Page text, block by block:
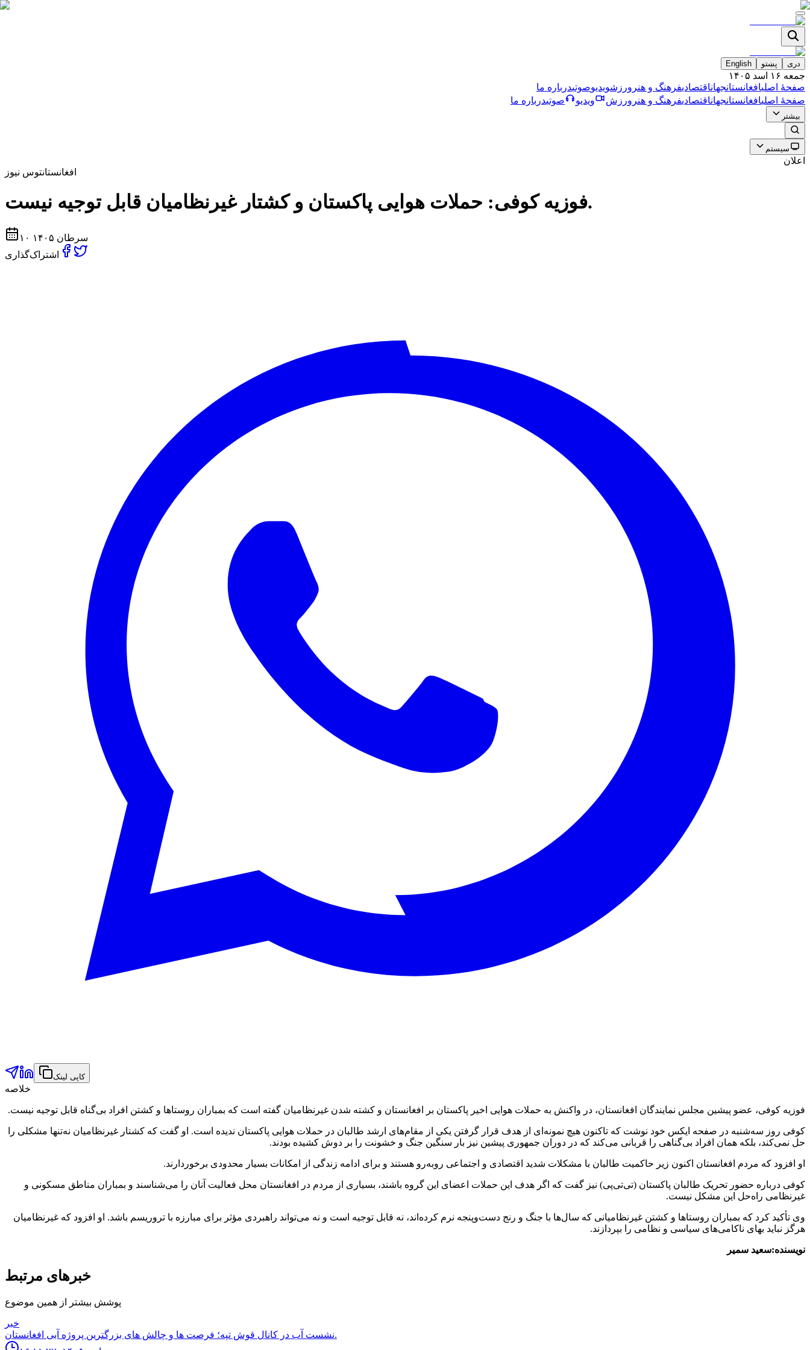
دری پښتو English
جمعه ۱۶ اسد ۱۴۰۵
صفحۀ اصلیافغانستانجهاناقتصادیفرهنگ و هنر ورزشویدیوصوتیدرباره ما
صفحۀ اصلیافغانستانجهاناقتصادیفرهنگ و هنر ورزش ویدیو صوتیدرباره ما
بیشتر
سیستم
اعلان
افغانستانتوس نیوز
فوزیه کوفی: حملات هوایی پاکستان و کشتار غیرنظامیان قابل توجیه نیست.
۱۰ سرطان ۱۴۰۵
اشتراک‌گذاری
کاپی لینک
خلاصه
فوزیه کوفی، عضو پیشین مجلس نمایندگان افغانستان، در واکنش به حملات هوایی اخیر پاکستان بر افغانستان و کشته شدن غیرنظامیان گفته است که بمباران روستاها و کشتن افراد بی‌گناه قابل توجیه نیست.
کوفی روز سه‌شنبه در صفحه ایکس خود نوشت که تاکنون هیچ نمونه‌ای از هدف قرار گرفتن یکی از مقام‌های ارشد طالبان در حملات هوایی پاکستان ندیده است. او گفت که کشتار غیرنظامیان نه‌تنها مشکلی را
حل نمی‌کند، بلکه همان افراد بی‌گناهی را قربانی می‌کند که در دوران جمهوری پیشین نیز بار سنگین جنگ و خشونت را بر دوش کشیده بودند.
او افزود که مردم افغانستان اکنون زیر حاکمیت طالبان با مشکلات شدید اقتصادی و اجتماعی روبه‌رو هستند و برای ادامه زندگی از امکانات بسیار محدودی برخوردارند.
کوفی درباره حضور تحریک طالبان پاکستان (تی‌تی‌پی) نیز گفت که اگر هدف این حملات اعضای این گروه باشند، بسیاری از مردم در افغانستان محل فعالیت آنان را می‌شناسند و بمباران مناطق مسکونی و
غیرنظامی راه‌حل این مشکل نیست.
وی تأکید کرد که بمباران روستاها و کشتن غیرنظامیانی که سال‌ها با جنگ و رنج دست‌وپنجه نرم کرده‌اند، نه قابل توجیه است و نه می‌تواند راهبردی مؤثر برای مبارزه با تروریسم باشد. او افزود که غیرنظامیان
هرگز نباید بهای ناکامی‌های سیاسی و نظامی را بپردازند.
نویسنده:سعید سمیر
خبرهای مرتبط
پوشش بیشتر از همین موضوع
خبر
نشست آب در كانال قوش تپه؛ فرصت ها و چالش هاى بزرگترين پروژه آبى افغانستان.